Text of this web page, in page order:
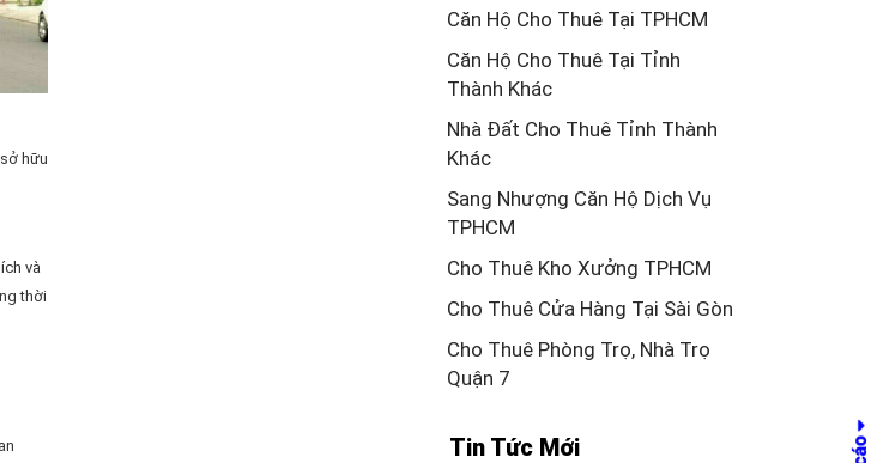
hữu
và
thời
Căn Hộ Cho Thuê Tại TPHCM
Căn Hộ Cho Thuê Tại Tỉnh
Thành Khác
Nhà Đất Cho Thuê Tỉnh Thành
Khác
Sang Nhượng Căn Hộ Dịch Vụ
TPHCM
Cho Thuê Kho Xưởng TPHCM
Cho Thuê Cửa Hàng Tại Sài Gòn
Cho Thuê Phòng Trọ, Nhà Trọ
Quận 7
Tin Tức Mới